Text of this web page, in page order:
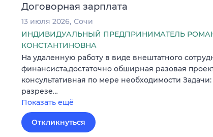
Договорная зарплата
13 июля 2026 Сочи
ИНДИВИДУАЛЬНЫЙ ПРЕДПРИНИМАТЕЛЬ
КОНСТАНТИНОВНА
На удаленную работу в виде внештатного
финансиста,достаточно обширная разовая
консультативная по мере необходимости
разрезе…
Показать ещё
Откликнуться